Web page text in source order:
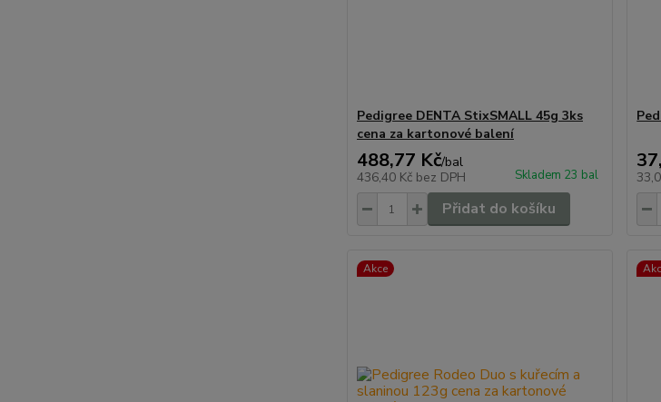
Pedigree DENTA StixSMALL 45g 3ks
cena za kartonové balení
488,77 Kč/bal
436,40 Kč bez DPH Skladem 23 bal
Přidat do košíku
Akce